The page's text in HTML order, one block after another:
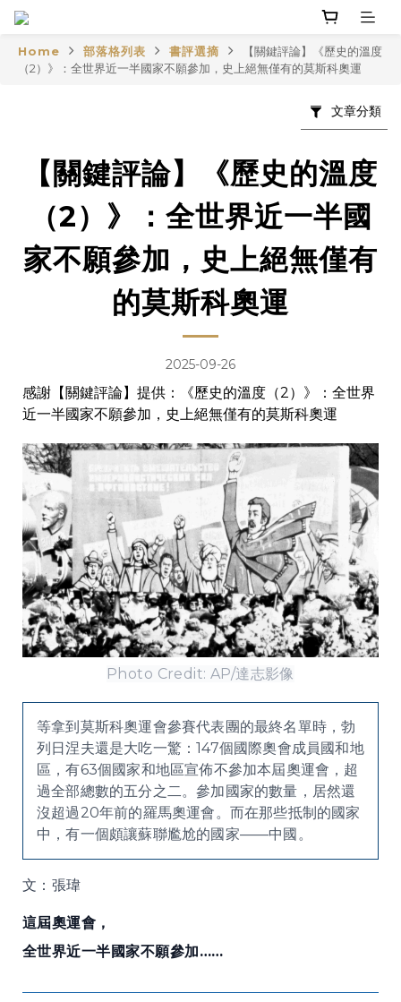
Home 部落格列表 書評選摘
【關鍵評論】《歷史的溫度
（2）》：全世界近一半國家不願參加，史上絕無僅有的莫斯科奧運
文章分類
【關鍵評論】《歷史的溫度
（2）》：全世界近一半國
家不願參加，史上絕無僅有
的莫斯科奧運
2025-09-26
感謝【關鍵評論】提供：
《歷史的溫度（2）》：全世界
近一半國家不願參加，史上絕無僅有的莫斯科奧運
Photo Credit: AP/達志影像
等拿到莫斯科奧運會參賽代表團的最終名單時，勃
列日涅夫還是大吃一驚：147個國際奧會成員國和地
區，有63個國家和地區宣佈不參加本屆奧運會，超
過全部總數的五分之二。參加國家的數量，居然還
沒超過20年前的羅馬奧運會。而在那些抵制的國家
中，有一個頗讓蘇聯尷尬的國家——中國。
文：張瑋
這屆奧運會，
全世界近一半國家不願參加……